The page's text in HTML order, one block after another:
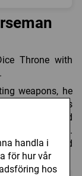
handla i
för hur vår
hos
Throne with
weapons, he
keep opponents
a dynamic and
and timing.
turns and